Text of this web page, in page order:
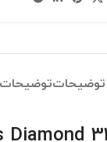
توضیحات